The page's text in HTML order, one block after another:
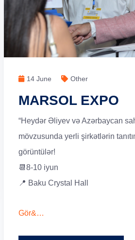
14 June Other
MARSOL EXPO
“Heydər Əliyev və Azərbaycan
mövzusunda yerli şirkətlərin
görüntülər!
📆8-10 iyun
📍 Baku Crystal Hall
Gör&…